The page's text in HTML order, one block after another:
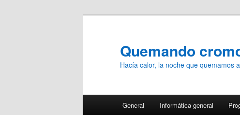
Quemando
Hacía calor, la noche que quemamos
General Informática general